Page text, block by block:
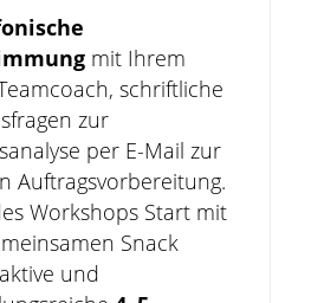
mit Ihrem
schriftliche
zur
per E-Mail zur
Auftragsvorbereitung.
Workshops Start mit
Snack
und